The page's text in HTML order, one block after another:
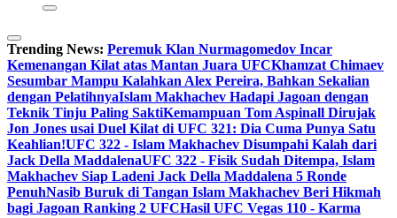
Trending News: Peremuk Klan Nurmagomedov Incar
Kemenangan Kilat atas Mantan Juara UFCKhamzat Chimaev
Sesumbar Mampu Kalahkan Alex Pereira, Bahkan Sekalian
dengan PelatihnyaIslam Makhachev Hadapi Jagoan dengan
Teknik Tinju Paling SaktiKemampuan Tom Aspinall Dirujak
Jon Jones usai Duel Kilat di UFC 321: Dia Cuma Punya Satu
Keahlian!UFC 322 - Islam Makhachev Disumpahi Kalah dari
Jack Della MaddalenaUFC 322 - Fisik Sudah Ditempa, Islam
Makhachev Siap Ladeni Jack Della Maddalena 5 Ronde
PenuhNasib Buruk di Tangan Islam Makhachev Beri Hikmah
bagi Jagoan Ranking 2 UFCHasil UFC Vegas 110 - Karma